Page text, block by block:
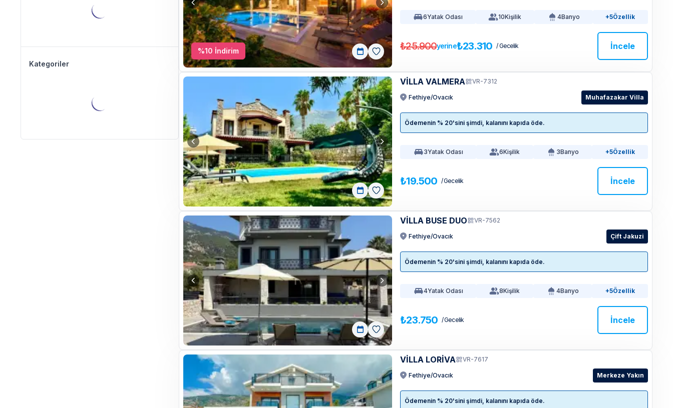
Kategoriler
%10 İndirim
6Yatak Odası 10Kişilik 4Banyo +5Özellik
₺25.900yerine₺23.310 / Gecelik İncele
VİLLA VALMERA VR-7312
Fethiye/Ovacık Muhafazakar Villa
Ödemenin % 20'sini şimdi, kalanını kapıda öde.
3Yatak Odası 6Kişilik 3Banyo +5Özellik
₺19.500 / Gecelik İncele
VİLLA BUSE DUO VR-7562
Fethiye/Ovacık Çift Jakuzi
Ödemenin % 20'sini şimdi, kalanını kapıda öde.
4Yatak Odası 8Kişilik 4Banyo +5Özellik
₺23.750 / Gecelik İncele
VİLLA LORİVA VR-7617
Fethiye/Ovacık Merkeze Yakın
Ödemenin % 20'sini şimdi, kalanını kapıda öde.